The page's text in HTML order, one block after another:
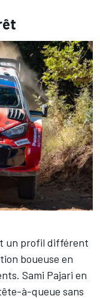
un profil différent
boueuse en
Sami Pajari en
à-queue sans